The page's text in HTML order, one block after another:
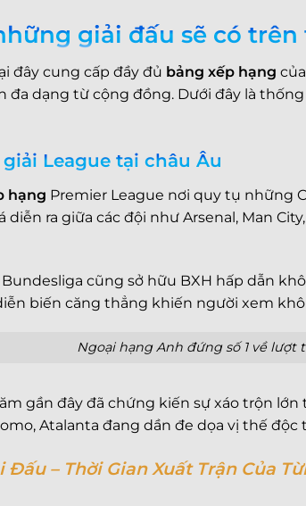
giải đấu sẽ có
đây cung cấp đầy đủ bảng xếp hạng
dạng từ cộng đồng. Dưới đây là
League tại châu Âu
hạng Premier League nơi quy tụ những
ra giữa các đội như Arsenal, Man
cũng sở hữu BXH hấp dẫn
biến căng thẳng khiến người xem
Ngoại hạng Anh đứng số 1 về lượt
gần đây đã chứng kiến sự xáo trộn lớn
Atalanta đang dần đe dọa vị thế
Đấu – Thời Gian Xuất Trận Của